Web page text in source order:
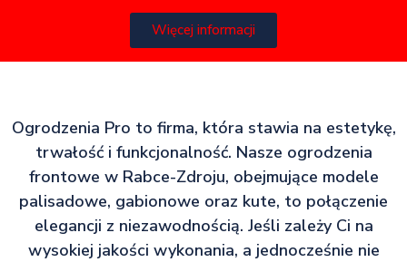
Więcej informacji
Ogrodzenia Pro to firma, która stawia na estetykę,
trwałość i funkcjonalność. Nasze ogrodzenia
frontowe w Rabce-Zdroju, obejmujące modele
palisadowe, gabionowe oraz kute, to połączenie
elegancji z niezawodnością. Jeśli zależy Ci na
wysokiej jakości wykonania, a jednocześnie nie